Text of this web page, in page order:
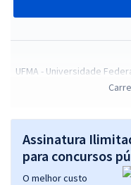
UFMA - Universidade
para
Assinatura
para concursos
O melhor custo